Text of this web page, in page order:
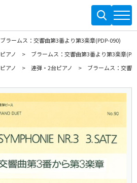
ブラームス：交響曲第3番より第3楽章(PDP-090)
ピアノ
ブラームス：交響曲第3番より第3楽章
ピアノ 連弾・2台ピアノ ブラームス：交響